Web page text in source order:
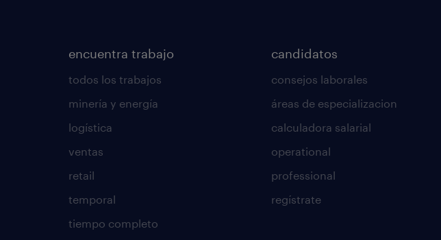
encuentra trabajo
todos los trabajos
minería y energía
logística
ventas
retail
temporal
tiempo completo
candidatos
consejos laborales
áreas de especializacion
calculadora salarial
operational
professional
regístrate